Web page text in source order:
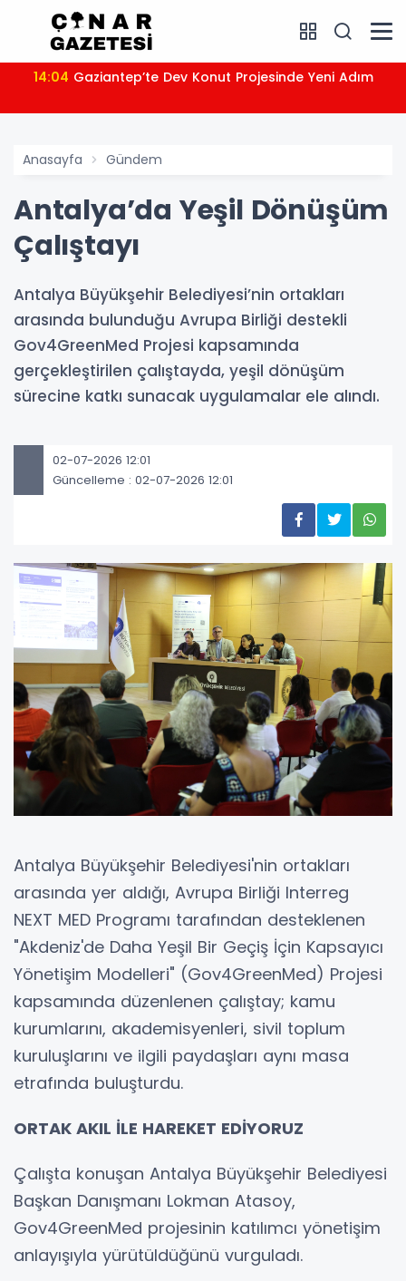
14:04 Gaziantep’te Dev Konut Projesinde Yeni Adım
Anasayfa Gündem
Antalya’da Yeşil Dönüşüm
Çalıştayı
Antalya Büyükşehir Belediyesi’nin ortakları
arasında bulunduğu Avrupa Birliği destekli
Gov4GreenMed Projesi kapsamında
gerçekleştirilen çalıştayda, yeşil dönüşüm
sürecine katkı sunacak uygulamalar ele alındı.
02-07-2026 12:01
Güncelleme : 02-07-2026 12:01
Antalya Büyükşehir Belediyesi'nin ortakları
arasında yer aldığı, Avrupa Birliği Interreg
NEXT MED Programı tarafından desteklenen
"Akdeniz'de Daha Yeşil Bir Geçiş İçin Kapsayıcı
Yönetişim Modelleri" (Gov4GreenMed) Projesi
kapsamında düzenlenen çalıştay; kamu
kurumlarını, akademisyenleri, sivil toplum
kuruluşlarını ve ilgili paydaşları aynı masa
etrafında buluşturdu.
ORTAK AKIL İLE HAREKET EDİYORUZ
Çalışta konuşan Antalya Büyükşehir Belediyesi
Başkan Danışmanı Lokman Atasoy,
Gov4GreenMed projesinin katılımcı yönetişim
anlayışıyla yürütüldüğünü vurguladı.